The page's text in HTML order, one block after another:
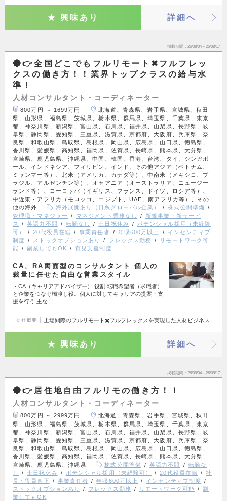
興味あり 詳細へ
掲載期間 26/08/04～26/08/17
🔴👉全国どこでもフルリモート✖︎フルフレッ
クスの働き方！！業界トップクラスの給与水
準！
人材コンサルタント・コーディネーター
800万円 ～ 1699万円
北海道、青森県、岩手県、宮城県、秋田
県、山形県、福島県、茨城県、栃木県、群馬県、埼玉県、千葉県、東京
都、神奈川県、新潟県、富山県、石川県、福井県、山梨県、長野県、岐
阜県、静岡県、愛知県、三重県、滋賀県、京都府、大阪府、兵庫県、奈
良県、和歌山県、鳥取県、島根県、岡山県、広島県、山口県、徳島県、
香川県、愛媛県、高知県、福岡県、佐賀県、長崎県、熊本県、大分県、
宮崎県、鹿児島県、沖縄県、中国、韓国、香港、台湾、タイ、シンガポ
ール、インドネシア、フィリピン、インド、その他アジア（ベトナム、
ミャンマー等）、北米（アメリカ、カナダ等）、中南米（メキシコ、ブ
ラジル、アルゼンチン等）、オセアニア（オーストラリア、ニュージー
ランド等）、ヨーロッパ（イギリス、フランス、ドイツ、ロシア等）、
中近東・アフリカ（モロッコ、エジプト、UAE、南アフリカ等）、その
他の海外
海外展開あり（日系グローバル企業）
株式公開準備
管理職・マネジャー
マネジメント業務なし
新規事業・新サービ
ス
英語力不問 転勤なし 土日祝休み
ポテンシャル採用（未経験
可）
20代役員在籍 事業責任者 年収600万以上
インセンティブ
制度
ストックオプションあり フレックス勤務
リモートワーク可
能
副業してもOK 育児支援制度
CA、RA両面型のコンサルタント 個人の
裁量に任せた自由な営業スタイル
・CA（キャリアアドバイザー） 役割 転職希望者（求職者）
と企業をつなぐ橋渡し役。個人に対してキャリアの提案・支
援を行う 主な…
会社概要 上場間際のフルリモート✖️フルフレックスを実現した人材ビジネス
興味あり 詳細へ
掲載期間 26/08/04～26/08/17
🔴👉居住地自由フルリモの働き方！！
人材コンサルタント・コーディネーター
800万円 ～ 2999万円
北海道、青森県、岩手県、宮城県、秋田
県、山形県、福島県、茨城県、栃木県、群馬県、埼玉県、千葉県、東京
都、神奈川県、新潟県、富山県、石川県、福井県、山梨県、長野県、岐
阜県、静岡県、愛知県、三重県、滋賀県、京都府、大阪府、兵庫県、奈
良県、和歌山県、鳥取県、島根県、岡山県、広島県、山口県、徳島県、
香川県、愛媛県、高知県、福岡県、佐賀県、長崎県、熊本県、大分県、
宮崎県、鹿児島県、沖縄県
株式公開準備 英語力不問
転勤な
し
土日祝休み ポテンシャル採用（未経験可） 20代役員在籍
社
長・役員直下
事業責任者 年収600万以上
インセンティブ制度
ストックオプションあり
フレックス勤務 リモートワーク可能
副
業してもOK